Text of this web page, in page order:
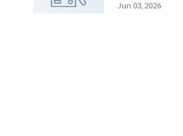
Jun 03, 2026